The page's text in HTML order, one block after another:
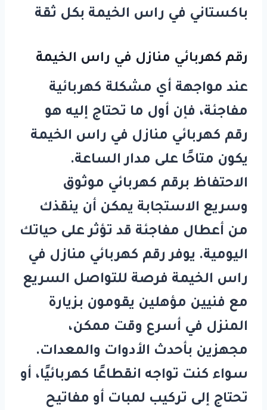
باكستاني في راس الخيمة بكل ثقة
رقم كهربائي منازل في راس الخيمة
عند مواجهة أي مشكلة كهربائية
مفاجئة، فإن أول ما تحتاج إليه هو
رقم كهربائي منازل في راس الخيمة
يكون متاحًا على مدار الساعة.
الاحتفاظ برقم كهربائي موثوق
وسريع الاستجابة يمكن أن ينقذك
من أعطال مفاجئة قد تؤثر على حياتك
اليومية. يوفر رقم كهربائي منازل في
راس الخيمة فرصة للتواصل السريع
مع فنيين مؤهلين يقومون بزيارة
المنزل في أسرع وقت ممكن،
مجهزين بأحدث الأدوات والمعدات.
سواء كنت تواجه انقطاعًا كهربائيًا، أو
تحتاج إلى تركيب لمبات أو مفاتيح